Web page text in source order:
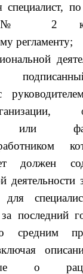
специалист,
№ 2 к
регламенту;
или
должен
деятельности
последний
средним
о